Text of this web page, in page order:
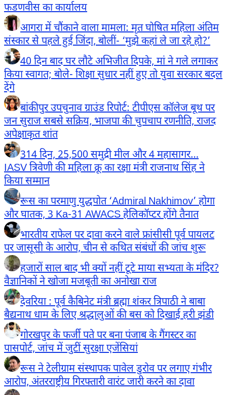
फडणवीस का कार्यालय
आगरा में चौंकाने वाला मामला: मृत घोषित महिला अंतिम
संस्कार से पहले हुई जिंदा, बोलीं- ‘मुझे कहां ले जा रहे हो?’
40 दिन बाद घर लौटे अभिजीत दिपके, मां ने गले लगाकर
किया स्वागत; बोले- शिक्षा सुधार नहीं हुए तो युवा सरकार बदल
देंगे
बांकीपुर उपचुनाव ग्राउंड रिपोर्ट: टीपीएस कॉलेज बूथ पर
जन सुराज सबसे सक्रिय, भाजपा की चुपचाप रणनीति, राजद
अपेक्षाकृत शांत
314 दिन, 25,500 समुद्री मील और 4 महासागर…
IASV त्रिवेणी की महिला क्रू का रक्षा मंत्री राजनाथ सिंह ने
किया सम्मान
रूस का परमाणु युद्धपोत ‘Admiral Nakhimov’ होगा
और घातक, 3 Ka-31 AWACS हेलिकॉप्टर होंगे तैनात
भारतीय राफेल पर दावा करने वाले फ्रांसीसी पूर्व पायलट
पर जासूसी के आरोप, चीन से कथित संबंधों की जांच शुरू
हजारों साल बाद भी क्यों नहीं टूटे माया सभ्यता के मंदिर?
वैज्ञानिकों ने खोजा मजबूती का अनोखा राज
देवरिया : पूर्व कैबिनेट मंत्री ब्रह्मा शंकर त्रिपाठी ने बाबा
बैद्यनाथ धाम के लिए श्रद्धालुओं की बस को दिखाई हरी झंडी
गोरखपुर के फर्जी पते पर बना पंजाब के गैंगस्टर का
पासपोर्ट, जांच में जुटीं सुरक्षा एजेंसियां
रूस ने टेलीग्राम संस्थापक पावेल डुरोव पर लगाए गंभीर
आरोप, अंतरराष्ट्रीय गिरफ्तारी वारंट जारी करने का दावा